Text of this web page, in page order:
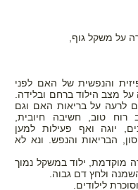
והנפשית של האם לפני
מצב הילוד ברחם ובלידה.
לרעה על בריאות האם וגם
רוח טוב, חשיבה חיובית,
יוגה ואף פעילות למען
הבריאות והנפש. ונא לא
מוקדמת, ילוד במשקל נמוך
ולחץ דם גבוה.
לילודים.